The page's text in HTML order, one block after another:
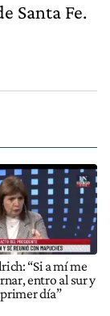
Santa Fe.
“Si a mí me
entro al sur y
día”